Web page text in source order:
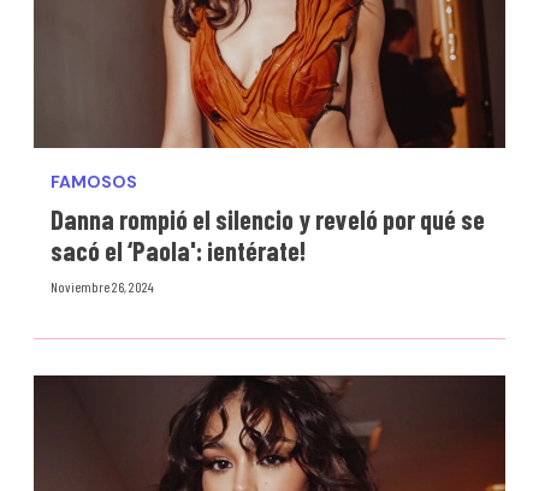
FAMOSOS
Danna rompió el silencio y reveló por qué se
sacó el ‘Paola': ¡entérate!
Noviembre 26, 2024